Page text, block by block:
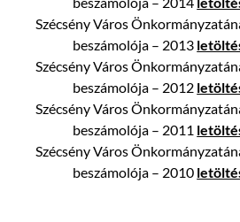
Szécsény Város
beszámolója – 2013
Szécsény Város
beszámolója – 2012
Szécsény Város
beszámolója – 2011
Szécsény Város
beszámolója – 2010